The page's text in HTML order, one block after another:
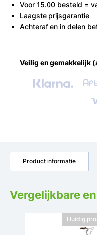
Voor 15.00 besteld =
Laagste prijsgarantie
Achteraf en in delen
Veilig en gemakkelijk
Product informatie
Vergelijkbare
Huidig